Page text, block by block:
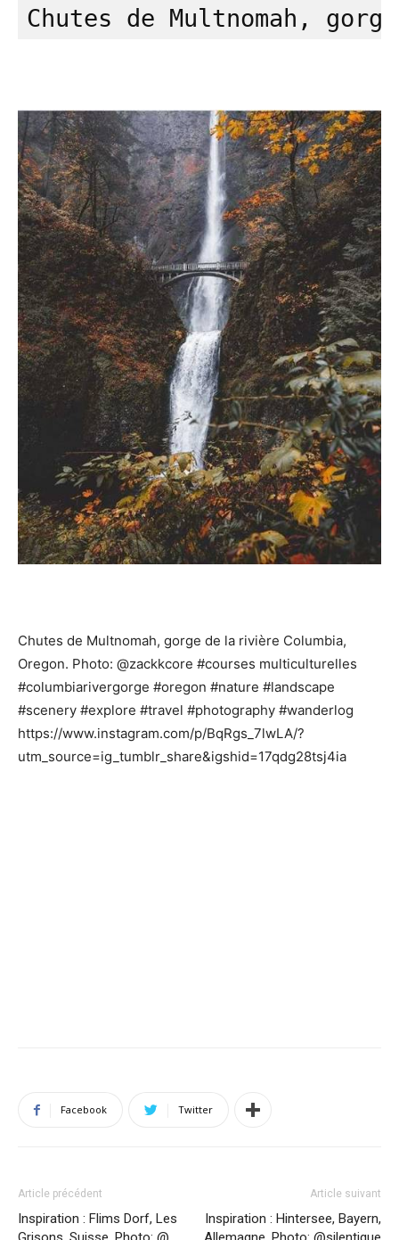
Chutes de Multnomah, gorge de la rivière Columbia,
Oregon. Photo: @zackkcore #courses multiculturelles
#columbiarivergorge #oregon #nature #landscape
#scenery #explore #travel #photography #wanderlog
https://www.instagram.com/p/BqRgs_7lwLA/?
utm_source=ig_tumblr_share&igshid=17qdg28tsj4ia
Facebook Twitter
Article précédent
Inspiration : Flims Dorf, Les
Article suivant
Inspiration : Hintersee, Bayern,